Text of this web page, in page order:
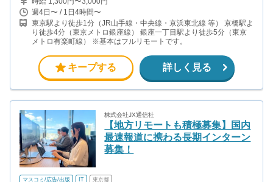
週4日〜 / 1日4時間〜
東京駅より徒歩1分（JR山手線・中央線・京浜東北線 等） 京橋駅よ
り徒歩4分（東京メトロ銀座線） 銀座一丁目駅より徒歩5分（東京
メトロ有楽町線） ※基本はフルリモートです。
キープする 詳しく見る
株式会社JX通信社
【地方リモートも積極募集】国内
最速報道に携わる長期インターン
募集！
マスコミ/広告/出版 IT 東京都